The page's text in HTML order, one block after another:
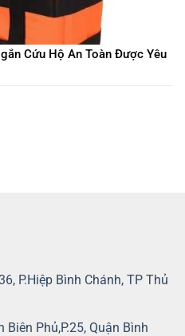
Cứu Hộ An Toàn Được Yêu
P.Hiệp Bình Chánh, TP Thủ
Phủ,P.25, Quận Bình